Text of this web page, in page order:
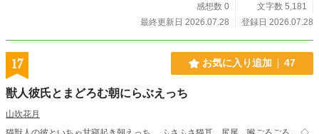
感想数 0
文字数 5,181
最終更新日 2026.07.28
登録日 2026.07.28
17 お気に入り追加 47
獣人彼氏とまどろむ朝にらぶえっち
山吹花月